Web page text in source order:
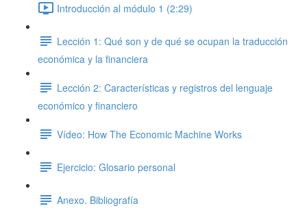
Introducción al módulo 1 (2:29)
Lección 1: Qué son y de qué se ocupan la traducción
económica y la financiera
Lección 2: Características y registros del lenguaje
económico y financiero
Vídeo: How The Economic Machine Works
Ejercicio: Glosario personal
Anexo. Bibliografía